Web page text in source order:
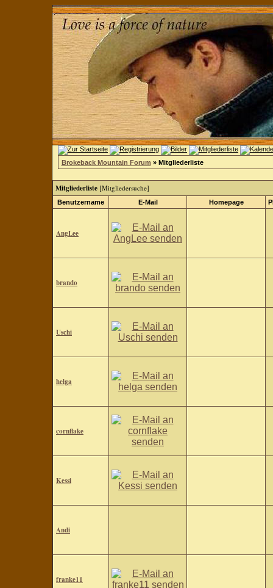
Brokeback Mountain Forum » Mitgliederliste
Mitgliederliste [Mitgliedersuche]
Benutzername E-Mail Homepage
AngLee
brando
Uschi
helga
cornflake
Kessi
Andi
franke11